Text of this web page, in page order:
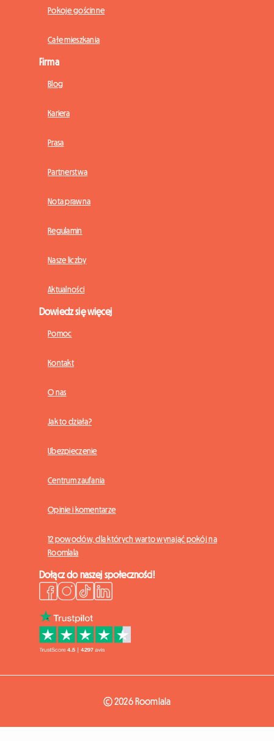
Pokoje gościnne
Całe mieszkania
Firma
Blog
Kariera
Prasa
Partnerstwa
Nota prawna
Regulamin
Nasze liczby
Aktualności
Dowiedz się więcej
Pomoc
Kontakt
O nas
Jak to działa?
Ubezpieczenie
Centrum zaufania
Opinie i komentarze
12 powodów, dla których warto wynająć pokój na
Roomlala
Dołącz do naszej społeczności!
© 2026 Roomlala